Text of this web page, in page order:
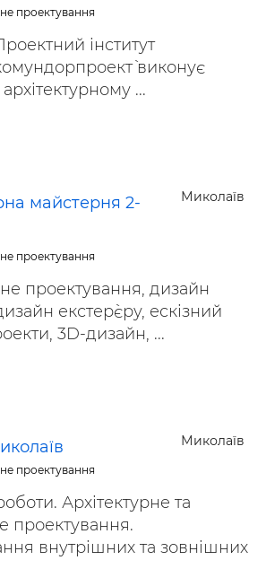
проектування
інститут
виконує
...
Миколаїв
майстерня 2-
проектування
проектування, дизайн
екстер`єру, ескізний
3D-дизайн, ...
Миколаїв
проектування
Архітектурне та
проектування.
внутрішних та зовнішних